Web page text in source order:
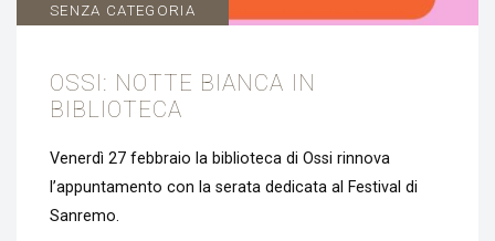
SENZA CATEGORIA
OSSI: NOTTE BIANCA IN
BIBLIOTECA
Venerdì 27 febbraio la biblioteca di Ossi rinnova
l’appuntamento con la serata dedicata al Festival di
Sanremo.